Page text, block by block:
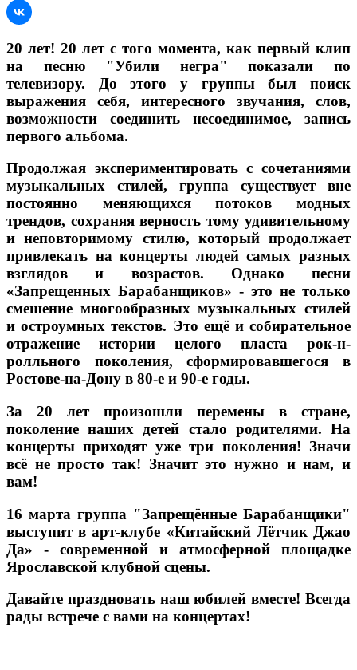
20 лет! 20 лет с того момента, как первый клип
на песню "Убили негра" показали по
телевизору. До этого у группы был поиск
выражения себя, интересного звучания, слов,
возможности соединить несоединимое, запись
первого альбома.
Продолжая экспериментировать с сочетаниями
музыкальных стилей, группа существует вне
постоянно меняющихся потоков модных
трендов, сохраняя верность тому удивительному
и неповторимому стилю, который продолжает
привлекать на концерты людей самых разных
взглядов и возрастов. Однако песни
«Запрещенных Барабанщиков» - это не только
смешение многообразных музыкальных стилей
и остроумных текстов. Это ещё и собирательное
отражение истории целого пласта рок-н-
ролльного поколения, сформировавшегося в
Ростове-на-Дону в 80-е и 90-е годы.
За 20 лет произошли перемены в стране,
поколение наших детей стало родителями. На
концерты приходят уже три поколения! Значи
всё не просто так! Значит это нужно и нам, и
вам!
16 марта группа "Запрещённые Барабанщики"
выступит в арт-клубе «Китайский Лётчик Джао
Да» - современной и атмосферной площадке
Ярославской клубной сцены.
Давайте праздновать наш юбилей вместе! Всегда
рады встрече с вами на концертах!